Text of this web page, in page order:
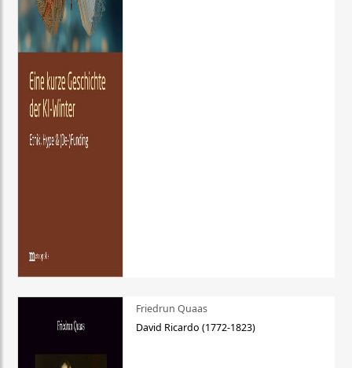
Friedrun Quaas
David Ricardo (1772-1823)